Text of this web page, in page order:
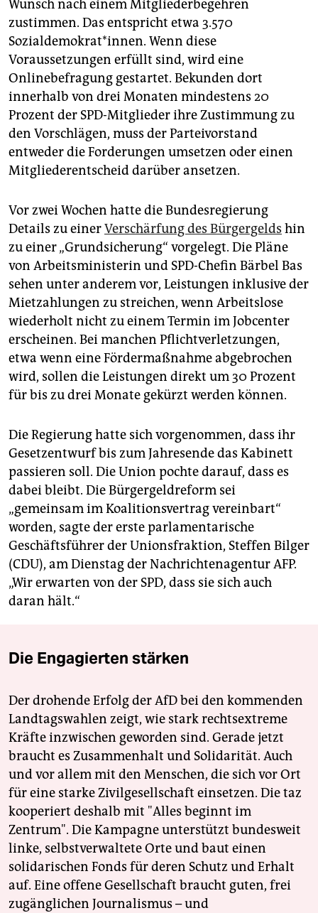
Wunsch nach einem Mitgliederbegehren
zustimmen. Das entspricht etwa 3.570
Sozialdemokrat*innen. Wenn diese
Voraussetzungen erfüllt sind, wird eine
Onlinebefragung gestartet. Bekunden dort
innerhalb von drei Monaten mindestens 20
Prozent der SPD-Mitglieder ihre Zustimmung zu
den Vorschlägen, muss der Parteivorstand
entweder die Forderungen umsetzen oder einen
Mitgliederentscheid darüber ansetzen.
Vor zwei Wochen hatte die Bundesregierung
Details zu einerVerschärfung des Bürgergelds hin
zu einer „Grundsicherung“ vorgelegt. Die Pläne
von Arbeitsministerin und SPD-Chefin Bärbel Bas
sehen unter anderem vor, Leistungen inklusive der
Mietzahlungen zu streichen, wenn Arbeitslose
wiederholt nicht zu einem Termin im Jobcenter
erscheinen. Bei manchen Pflichtverletzungen,
etwa wenn eine Fördermaßnahme abgebrochen
wird, sollen die Leistungen direkt um 30 Prozent
für bis zu drei Monate gekürzt werden können.
Die Regierung hatte sich vorgenommen, dass ihr
Gesetzentwurf bis zum Jahresende das Kabinett
passieren soll. Die Union pochte darauf, dass es
dabei bleibt. Die Bürgergeldreform sei
„gemeinsam im Koalitionsvertrag vereinbart“
worden, sagte der erste parlamentarische
Geschäftsführer der Unionsfraktion, Steffen Bilger
(CDU), am Dienstag der Nachrichtenagentur AFP.
„Wir erwarten von der SPD, dass sie sich auch
daran hält.“
Die Engagierten stärken
Der drohende Erfolg der AfD bei den kommenden
Landtagswahlen zeigt, wie stark rechtsextreme
Kräfte inzwischen geworden sind. Gerade jetzt
braucht es Zusammenhalt und Solidarität. Auch
und vor allem mit den Menschen, die sich vor Ort
für eine starke Zivilgesellschaft einsetzen. Die taz
kooperiert deshalb mit "Alles beginnt im
Zentrum". Die Kampagne unterstützt bundesweit
linke, selbstverwaltete Orte und baut einen
solidarischen Fonds für deren Schutz und Erhalt
auf. Eine offene Gesellschaft braucht guten, frei
zugänglichen Journalismus – und